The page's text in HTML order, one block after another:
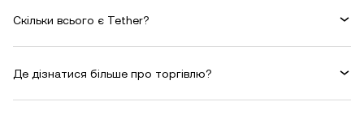
Скільки всього є Tether?
Де дізнатися більше про торгівлю?